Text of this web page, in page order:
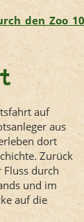
auf
aus
dort
Zurück
durch
und im
auf die